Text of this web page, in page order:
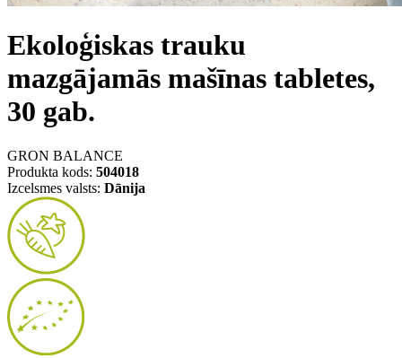
Ekoloģiskas trauku
mazgājamās mašīnas tabletes,
30 gab.
GRON BALANCE
Produkta kods: 504018
Izcelsmes valsts: Dānija